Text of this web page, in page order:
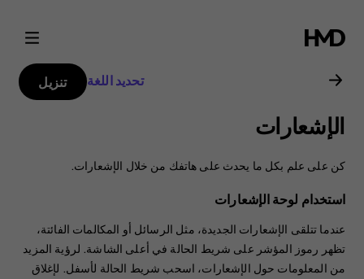
دليل
مستخدم
هاتف
Nokia
8.1
تحديد اللغة تنزيل
الإشعارات
كن على علم بكل ما يحدث على هاتفك من خلال الإشعارات.
استخدام لوحة الإشعارات
عندما تتلقى الإشعارات الجديدة، مثل الرسائل أو المكالمات الفائتة،
تظهر رموز المؤشر على شريط الحالة في أعلى الشاشة. لرؤية المزيد
من المعلومات حول الإشعارات، اسحب شريط الحالة لأسفل. لإغلاق